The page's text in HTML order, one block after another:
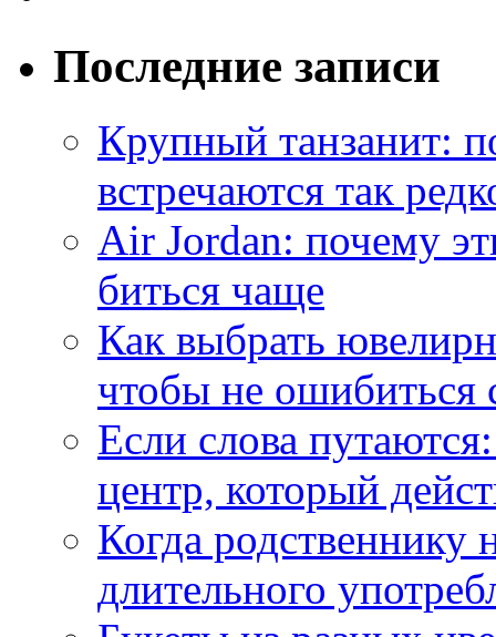
Последние записи
Крупный танзанит:
встречаются так
Air Jordan: почему
биться чаще
Как выбрать
чтобы не ошибиться
Если слова
центр, который
Когда
длительного